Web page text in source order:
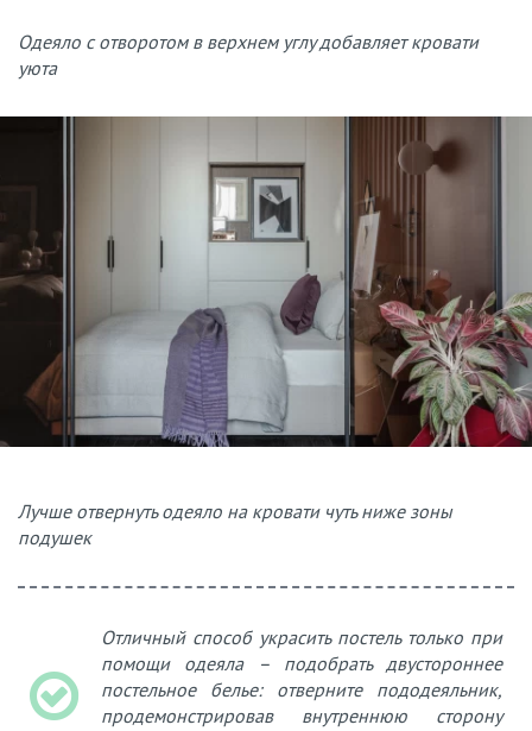
Одеяло с отворотом в верхнем углу добавляет кровати
уюта
Лучше отвернуть одеяло на кровати чуть ниже зоны
подушек
Отличный способ украсить постель только при
помощи одеяла – подобрать двустороннее
постельное белье: отверните пододеяльник,
продемонстрировав внутреннюю сторону